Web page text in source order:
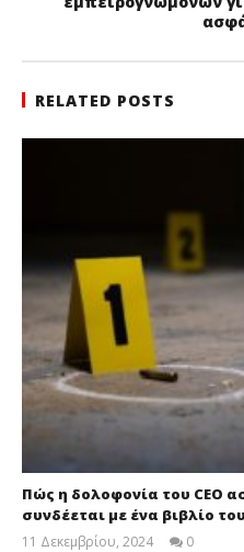
RELATED POSTS
Πώς η δολοφονία του CEO
συνδέεται με ένα βιβλίο
11 Δεκεμβρίου, 2024
0